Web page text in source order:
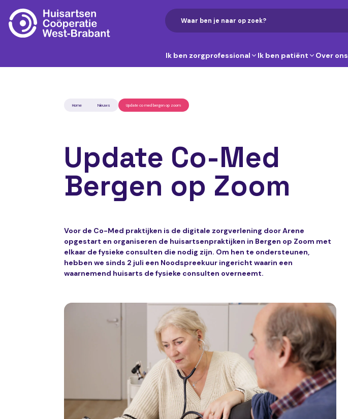
Ik ben zorgprofessional Ik ben patiënt Over ons
Home Nieuws Update co med bergen op zoom
Update Co-Med
Bergen op Zoom
Voor de Co-Med praktijken is de digitale zorgverlening door Arene
opgestart en organiseren de huisartsenpraktijken in Bergen op Zoom met
elkaar de fysieke consulten die nodig zijn. Om hen te ondersteunen,
hebben we sinds 2 juli een Noodspreekuur ingericht waarin een
waarnemend huisarts de fysieke consulten overneemt.